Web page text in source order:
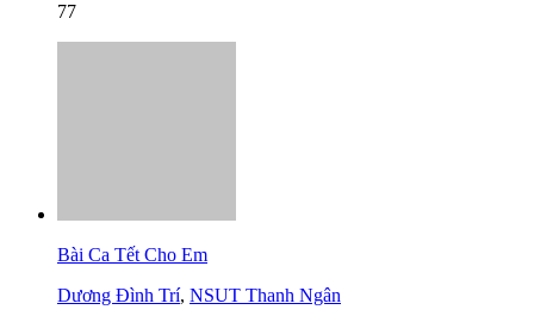
77
Bài Ca Tết Cho Em
Dương Đình Trí, NSUT Thanh Ngân